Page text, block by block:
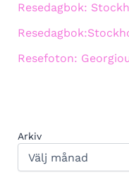
Resedagbok:
Resefoton:
Arkiv